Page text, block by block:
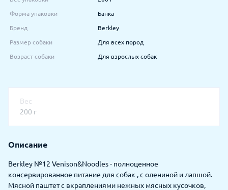
Форма упаковки Банка
Бренд Berkley
Размер собаки Для всех пород
Возраст собаки Для взрослых собак
Вес
200 г
Описание
Berkley №12 Venison&Noodles - полноценное
консервированное питание для собак , с олениной и лапшой.
Мясной паштет с вкраплениями нежных мясных кусочков,